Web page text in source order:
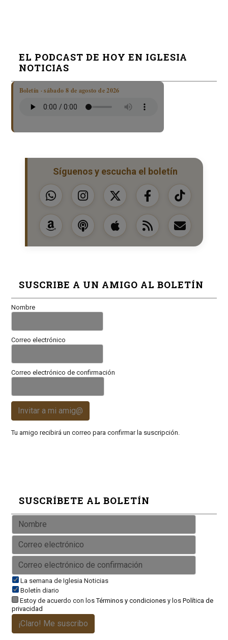
EL PODCAST DE HOY EN IGLESIA
NOTICIAS
Boletín · sábado 8 de agosto de 2026
Síguenos y escucha el boletín
SUSCRIBE A UN AMIGO AL BOLETÍN
Nombre
Correo electrónico
Correo electrónico de confirmación
Invitar a mi amig@
Tu amigo recibirá un correo para confirmar la suscripción.
SUSCRÍBETE AL BOLETÍN
La semana de Iglesia Noticias
Boletín diario
Estoy de acuerdo con losTérminos y condicionesy los Política de
privacidad
¡Claro! Me suscribo